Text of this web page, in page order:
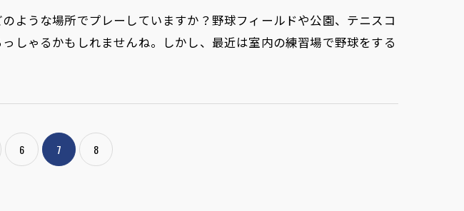
ような場所でプレーしていますか？野球フィールドや公園、テニスコ
しゃるかもしれませんね。しかし、最近は室内の練習場で野球をする
6 7 8